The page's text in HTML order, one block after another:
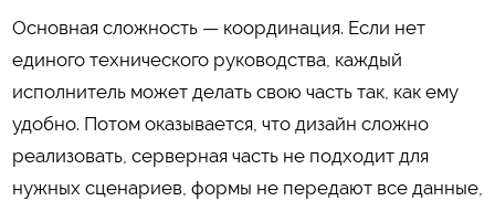
Основная сложность — координация. Если нет
единого технического руководства, каждый
исполнитель может делать свою часть так, как ему
удобно. Потом оказывается, что дизайн сложно
реализовать, серверная часть не подходит для
нужных сценариев, формы не передают все данные,